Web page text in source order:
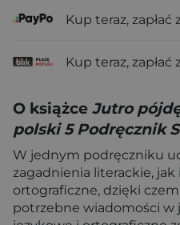
Kup teraz, zapłać
Kup teraz, zapłać
O książce Jutro
polski 5 Podręcznik
W jednym podręczniku
zagadnienia literackie, jak
ortograficzne, dzięki
potrzebne wiadomości w